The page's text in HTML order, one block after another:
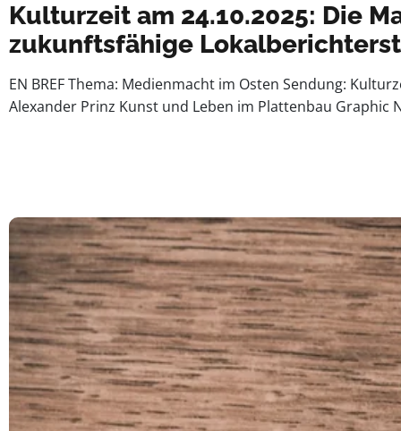
Kulturzeit am 24.10.2025: Die
zukunftsfähige
EN BREF Thema: Medienmacht im Osten Sendung:
Alexander Prinz Kunst und Leben im Plattenbau Graphic